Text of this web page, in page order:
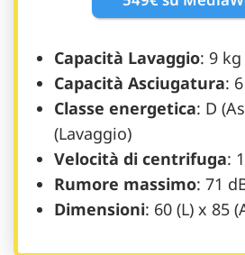
Capacità Lavaggio: 9 kg
Capacità Asciugatura:
Classe energetica: D
(Lavaggio)
Velocità di centrifuga:
Rumore massimo: 71
Dimensioni: 60 (L) x 85